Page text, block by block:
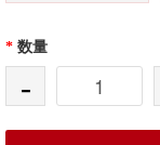
* 数量
-